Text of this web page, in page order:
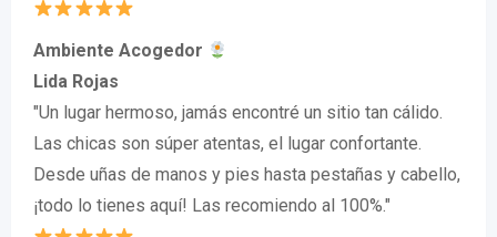
Ambiente Acogedor
Lida Rojas
"Un lugar hermoso, jamás encontré un sitio tan cálido.
Las chicas son súper atentas, el lugar confortante.
Desde uñas de manos y pies hasta pestañas y cabello,
¡todo lo tienes aquí! Las recomiendo al 100%."